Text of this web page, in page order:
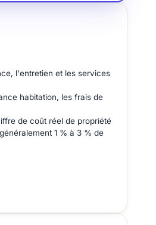
l'entretien et les services
habitation, les frais de
de coût réel de propriété
1 % à 3 % de